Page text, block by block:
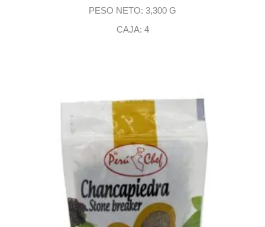
PESO NETO: 3,300 G
CAJA: 4